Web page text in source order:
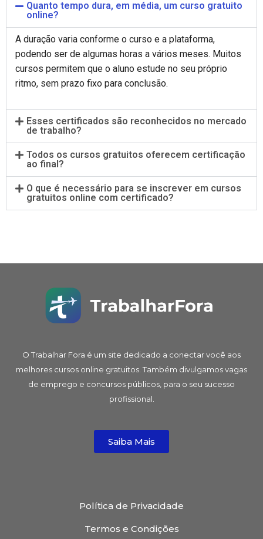
Quanto tempo dura, em média, um curso gratuito
online?
A duração varia conforme o curso e a plataforma,
podendo ser de algumas horas a vários meses. Muitos
cursos permitem que o aluno estude no seu próprio
ritmo, sem prazo fixo para conclusão.
Esses certificados são reconhecidos no mercado
de trabalho?
Todos os cursos gratuitos oferecem certificação
ao final?
O que é necessário para se inscrever em cursos
gratuitos online com certificado?
O Trabalhar Fora é um site dedicado a conectar você aos
melhores cursos online gratuitos. Também divulgamos vagas
de emprego e concursos públicos, para o seu sucesso
profissional.
Saiba Mais
Política de Privacidade
Termos e Condições